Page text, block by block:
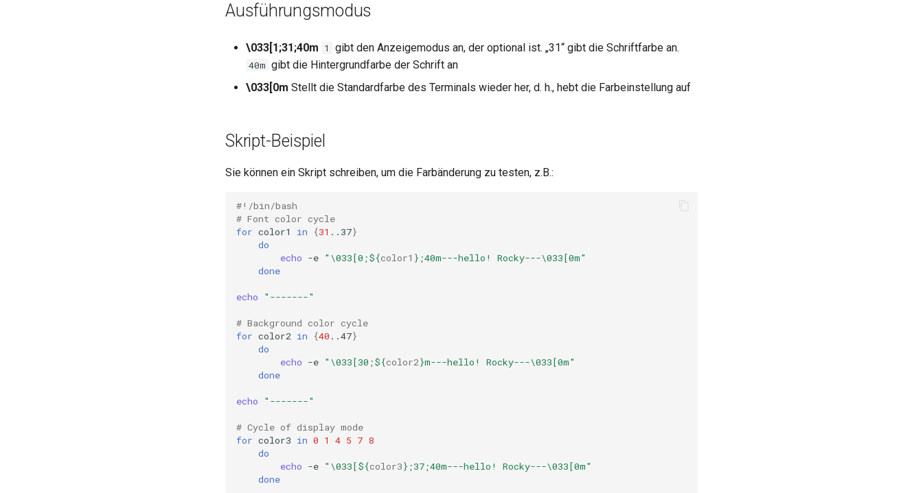
Ausführungsmodus
\033[1;31;40m 1 gibt den Anzeigemodus an, der optional ist. „31“ gibt die Schriftfarbe an.
40m gibt die Hintergrundfarbe der Schrift an
\033[0m Stellt die Standardfarbe des Terminals wieder her, d. h., hebt die Farbeinstellung auf
Skript-Beispiel
Sie können ein Skript schreiben, um die Farbänderung zu testen, z.B.:
#!/bin/bash
# Font color cycle
for color1 in {31 ..37}
do
echo -e "\033[0;${color1 } ;40m---hello! Rocky---\033[0m"
done
echo "-------"
# Background color cycle
for color2 in {40 ..47}
do
echo -e "\033[30;${color2}m---hello! Rocky---\033[0m"
done
echo "-------"
# Cycle of display mode
for color3 in 0 1 4 5 7 8
do
echo -e "\033[${color3} ;37;40m---hello! Rocky---\033[0m"
done